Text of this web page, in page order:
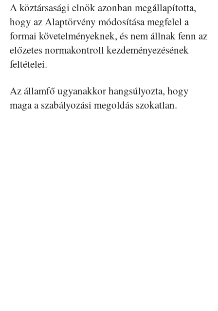
A köztársasági elnök azonban megállapította,
hogy az Alaptörvény módosítása megfelel a
formai követelményeknek, és nem állnak fenn az
előzetes normakontroll kezdeményezésének
feltételei.
Az államfő ugyanakkor hangsúlyozta, hogy
maga a szabályozási megoldás szokatlan.